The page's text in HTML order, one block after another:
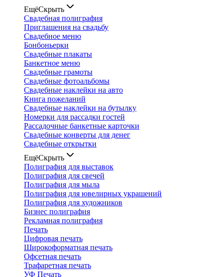
ЕщёСкрыть
Свадебная полиграфия
Приглашения на свадьбу
Свадебное меню
Бонбоньерки
Свадебные плакаты
Банкетное меню
Свадебные грамоты
Свадебные фотоальбомы
Свадебные наклейки на авто
Книга пожеланий
Свадебные наклейки на бутылку
Номерки для рассадки гостей
Рассадочные банкетные карточки
Свадебные конверты для денег
Свадебные открытки
ЕщёСкрыть
Полиграфия для выставок
Полиграфия для свечей
Полиграфия для мыла
Полиграфия для ювелирных украшений
Полиграфия для художников
Бизнес полиграфия
Рекламная полиграфия
Печать
Цифровая печать
Широкоформатная печать
Офсетная печать
Трафаретная печать
УФ Печать